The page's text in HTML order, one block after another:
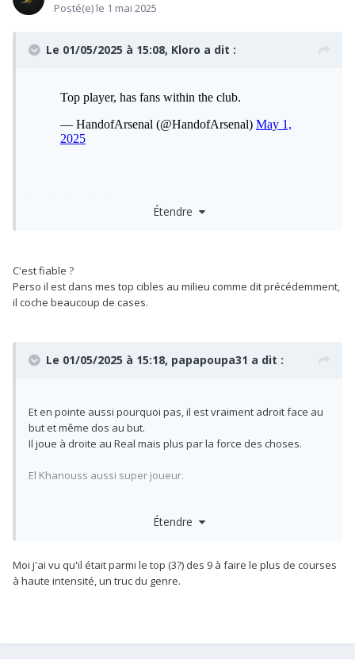
Posté(e) le 1 mai 2025
Le 01/05/2025 à 15:08, Kloro a dit :
Étendre
C'est fiable ?
Perso il est dans mes top cibles au milieu comme dit précédemment,
il coche beaucoup de cases.
Le 01/05/2025 à 15:18, papapoupa31 a dit :
Et en pointe aussi pourquoi pas, il est vraiment adroit face au
but et même dos au but.
Il joue à droite au Real mais plus par la force des choses.
El Khanouss aussi super joueur.
permait d'avoir une vision globale mais surprenant quand
CL et c'était clairement dans le top 3 des pointes qui
courait le moinsde mémoire avec Mbappé et Haaland au
Étendre
Moi j'ai vu qu'il était parmi le top (3?) des 9 à faire le plus de courses
à haute intensité, un truc du genre.